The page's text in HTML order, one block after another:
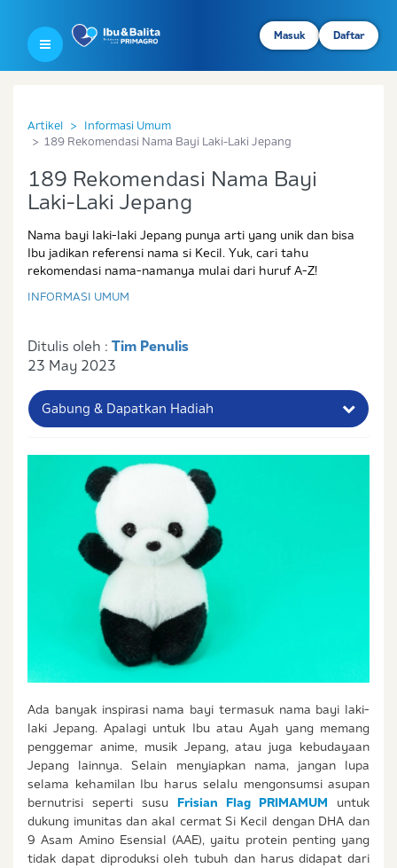
Masuk Daftar
Artikel
Informasi Umum
189 Rekomendasi Nama Bayi Laki-Laki Jepang
189 Rekomendasi Nama Bayi
Laki-Laki Jepang
Nama bayi laki-laki Jepang punya arti yang unik dan bisa
Ibu jadikan referensi nama si Kecil. Yuk, cari tahu
rekomendasi nama-namanya mulai dari huruf A-Z!
INFORMASI UMUM
Ditulis oleh : Tim Penulis
23 May 2023
Gabung & Dapatkan Hadiah
Nama Lengkap Ibu
No. Handphone (Whatsapp)
Buat Password
Status / Kondisi Ibu Saat Ini
Tidak Hamil dan Memiliki Anak
Sedang Hamil
Sedang Hamil dan Memiliki Anak
Saya setuju dengan syarat dan ketentuan
serta
kebijakan privasi
Ibu & Balita
Saya setuju dan bersedia menerima informasi dari
Ibu & Balita, Frisian Flag Indonesia, dan partner Ibu
& Balita.
Ada banyak inspirasi nama bayi termasuk nama bayi laki-
laki Jepang. Apalagi untuk Ibu atau Ayah yang memang
penggemar anime, musik Jepang, atau juga kebudayaan
Jepang lainnya. Selain menyiapkan nama, jangan lupa
selama kehamilan Ibu harus selalu mengonsumsi asupan
bernutrisi seperti susu Frisian Flag PRIMAMUM untuk
dukung imunitas dan akal cermat Si Kecil dengan DHA dan
9 Asam Amino Esensial (AAE), yaitu protein penting yang
tidak dapat diproduksi oleh tubuh dan harus didapat dari